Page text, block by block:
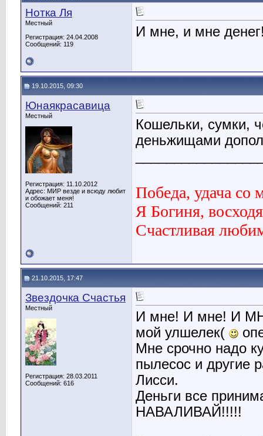
Нотка Ля
Местный
Регистрация: 24.04.2008
Сообщений: 119
И мне, и мне
19.10.2015, 09:30
Юнаякрасавица
Местный
Регистрация: 11.10.2012
Адрес: МИР везде и всюду любит
и обожает меня!
Сообщений: 211
Кошельки, сумки,
деньжищами
Победа, удача со
Я Богиня,
Счастливая
21.10.2015, 17:47
Звездочка Счастья
Местный
Регистрация: 28.03.2011
Сообщений: 616
И мне! И мне! И
мой улшелек(
Мне срочно надо
пылесос и другие
Лисси.
Деньги все
НАВАЛИВАЙ!!!!!